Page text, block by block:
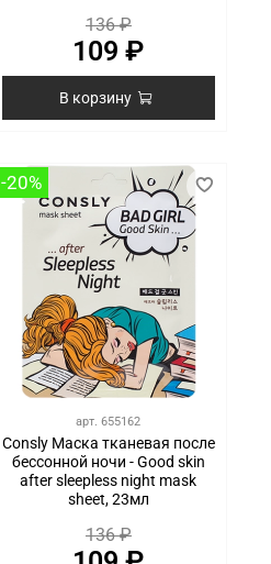
136 ₽
109 ₽
В корзину
-20%
арт.655162
Consly Маска тканевая после
бессонной ночи - Good skin
after sleepless night mask
sheet, 23мл
136 ₽